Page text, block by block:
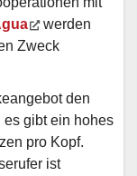
werden
Zweck
den
gibt ein hohes
pro Kopf.
ist